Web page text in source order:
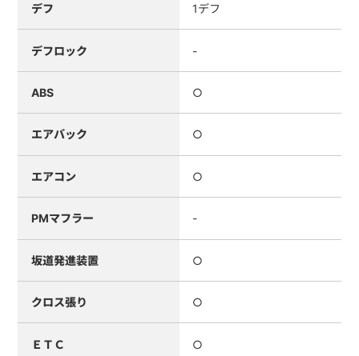
デフ 1デフ
デフロック -
ABS ○
エアバック ○
エアコン ○
PMマフラー -
坂道発進装置 ○
クロス張り ○
ＥＴＣ ○